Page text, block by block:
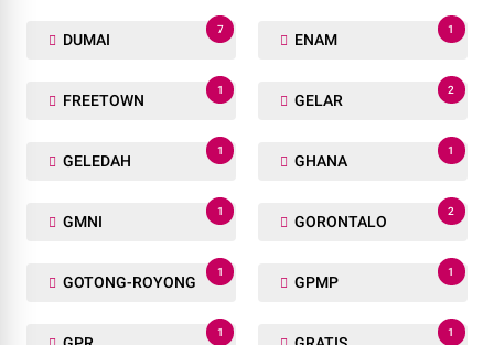
DUMAI
7
ENAM
1
FREETOWN
1
GELAR
2
GELEDAH
1
GHANA
1
GMNI
1
GORONTALO
2
GOTONG-ROYONG
1
GPMP
1
1 1